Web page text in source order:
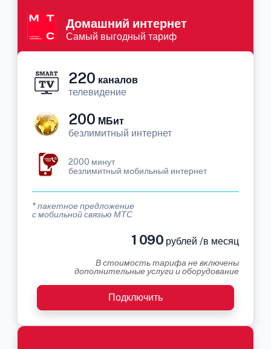
Домашний интернет
Самый выгодный тариф
220 каналов
телевидение
200 МБит
безлимитный интернет
2000 минут
безлимитный мобильный интернет
* пакетное предложение
с мобильной связью МТС
1 090 рублей /в месяц
В стоимость тарифа не включены
дополнительные услуги и оборудование
Подключить